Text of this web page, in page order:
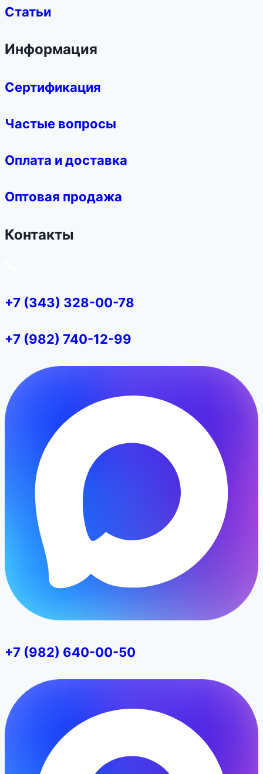
Статьи
Информация
Сертификация
Частые вопросы
Оплата и доставка
Оптовая продажа
Контакты
+7 (343) 328-00-78
+7 (982) 740-12-99
+7 (982) 640-00-50